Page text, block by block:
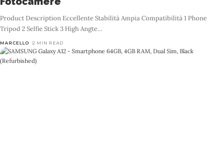
Product Description Eccellente Stabilità Ampia Compatibilità 1 Phone
Tripod 2 Selfie Stick 3 High Angte…
MARCELLO 2 MIN READ